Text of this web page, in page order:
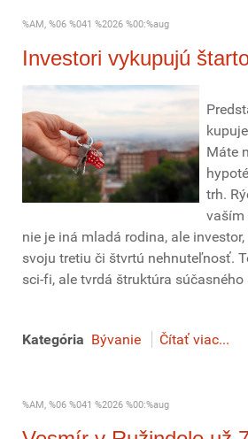
%AM, %06 %041 %2026 %00:%aug
Investori vykupujú
Máte
trh.
vaším
nie je iná mladá rodina, ale
svoju tretiu či štvrtú nehnuteľnosť.
sci-fi, ale tvrdá štruktúra
Kategória Bývanie Čítať viac...
%AM, %06 %041 %2026 %00:%aug